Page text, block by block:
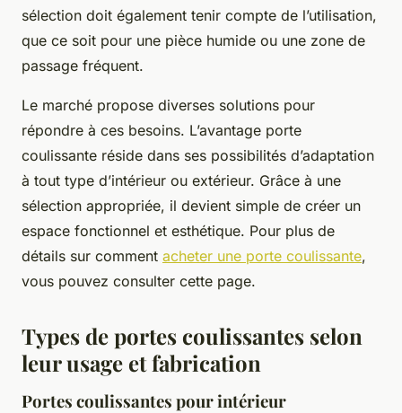
sélection doit également tenir compte de l’utilisation,
que ce soit pour une pièce humide ou une zone de
passage fréquent.
Le marché propose diverses solutions pour
répondre à ces besoins. L’avantage porte
coulissante réside dans ses possibilités d’adaptation
à tout type d’intérieur ou extérieur. Grâce à une
sélection appropriée, il devient simple de créer un
espace fonctionnel et esthétique. Pour plus de
détails sur comment acheter une porte coulissante,
vous pouvez consulter cette page.
Types de portes coulissantes selon
leur usage et fabrication
Portes coulissantes pour intérieur